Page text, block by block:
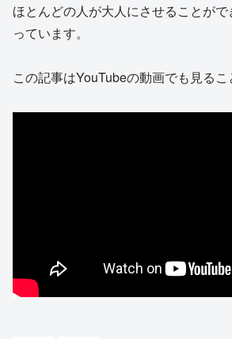
ほとんどの人が大人にさせることがで
っています。
この記事はYouTubeの動画でも見るこ